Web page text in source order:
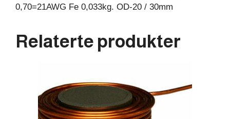
30mm
0,70=21AWG Fe 0,033kg. OD-20 / 30mm
Relaterte produkter